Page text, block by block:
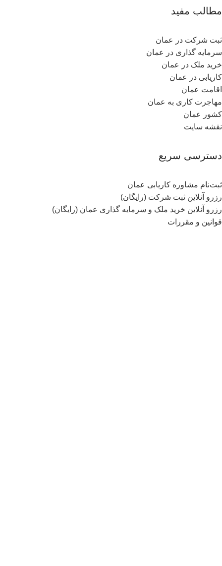
مطالب مفید
ثبت شرکت در عمان
سرمایه گذاری در عمان
خرید ملک در عمان
کاریابی در عمان
اقامت عمان
مهاجرت کاری به عمان
کشور عمان
نقشه سایت
دسترسی سریع
ثبت‌نام مشاوره کاریابی عمان
رزرو آنلاین ثبت شرکت (رایگان)
رزرو آنلاین خرید ملک و سرمایه گذاری عمان (رایگان)
قوانین و مقررات